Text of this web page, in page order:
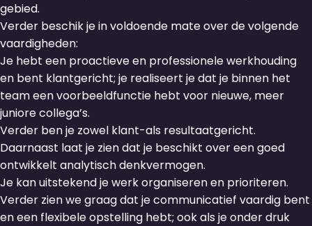
gebied.
Verder beschik je in voldoende mate over de volgende
vaardigheden:
Je hebt een proactieve en professionele werkhouding
en bent klantgericht; je realiseert je dat je binnen het
team een voorbeeldfunctie hebt voor nieuwe, meer
juniore collega’s.
Verder ben je zowel klant-als resultaatgericht.
Daarnaast laat je zien dat je beschikt over een goed
ontwikkelt analytisch denkvermogen.
Je kan uitstekend je werk organiseren en prioriteren.
Verder zien we graag dat je communicatief vaardig bent
en een flexibele opstelling hebt; ook als je onder druk